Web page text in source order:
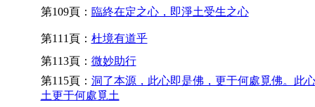
第109頁： 臨終在定之心，即淨土受生之心
第111頁： 杜境有道乎
第113頁： 微妙助行
第115頁： 洞了本源，此心即是佛，更于何處覓佛。此
土更于何處覓土